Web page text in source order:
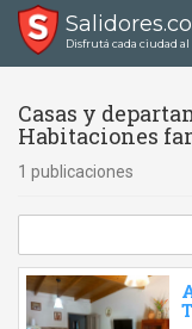
Disfrutá cada ciudad
Casas y
Habitaciones
1 publicaciones